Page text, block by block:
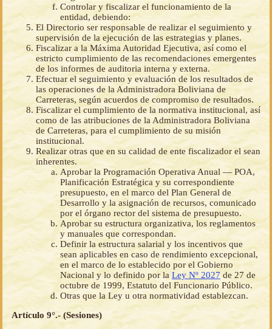
Controlar y fiscalizar el funcionamiento de la
entidad, debiendo:
El Directorio ser responsable de realizar el seguimiento y
supervisión de la ejecución de las estrategias y planes.
Fiscalizar a la Máxima Autoridad Ejecutiva, así como el
estricto cumplimiento de las recomendaciones emergentes
de los informes de auditoria interna y externa.
Efectuar el seguimiento y evaluación de los resultados de
las operaciones de la Administradora Boliviana de
Carreteras, según acuerdos de compromiso de resultados.
Fiscalizar el cumplimiento de la normativa institucional, así
como de las atribuciones de la Administradora Boliviana
de Carreteras, para el cumplimiento de su misión
institucional.
Realizar otras que en su calidad de ente fiscalizador el sean
inherentes.
Aprobar la Programación Operativa Anual — POA,
Planificación Estratégica y su correspondiente
presupuesto, en el marco del Plan General de
Desarrollo y la asignación de recursos, comunicado
por el órgano rector del sistema de presupuesto.
Aprobar su estructura organizativa, los reglamentos
y manuales que correspondan.
Definir la estructura salarial y los incentivos que
sean aplicables en caso de rendimiento excepcional,
en el marco de lo establecido por el Gobierno
Nacional y lo definido por la Ley Nº 2027 de 27 de
octubre de 1999, Estatuto del Funcionario Público.
Otras que la Ley u otra normatividad establezcan.
Artículo 9°.- (Sesiones)